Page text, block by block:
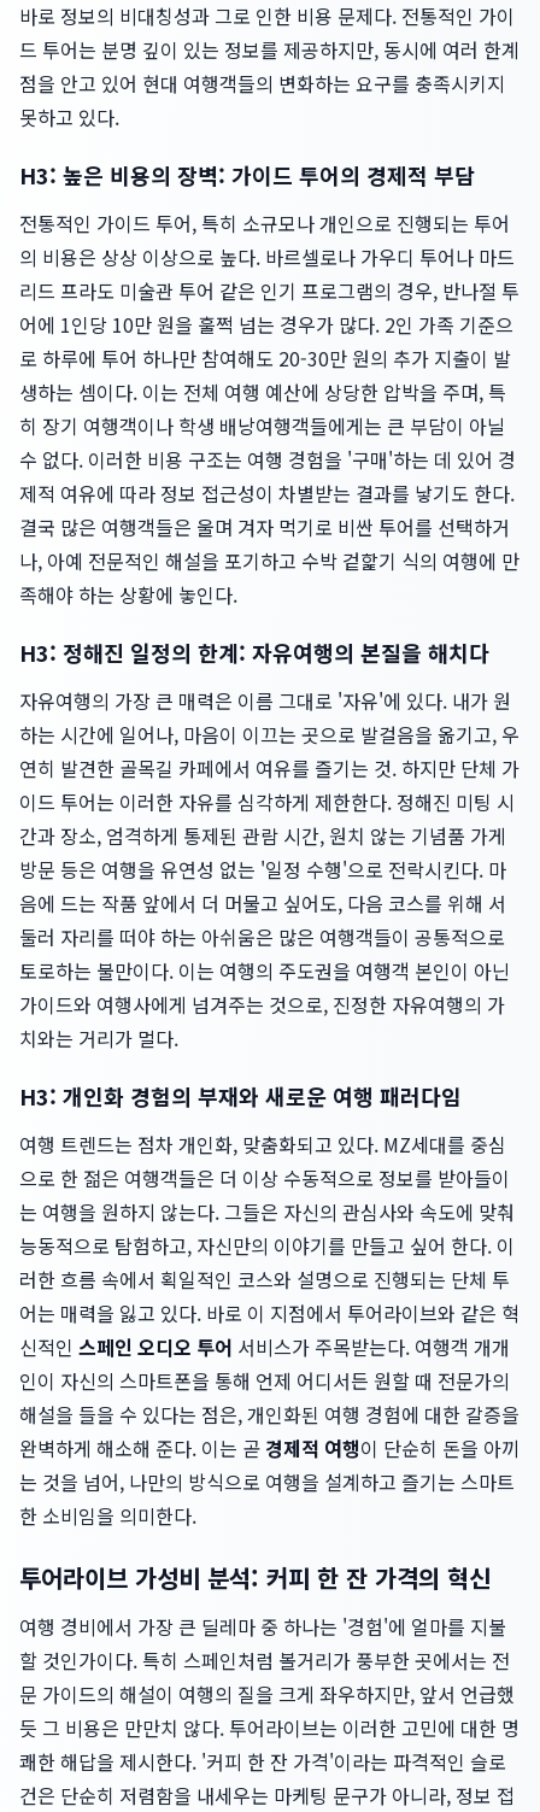
바로 정보의 비대칭성과 그로 인한 비용 문제다. 전통적인 가이
드 투어는 분명 깊이 있는 정보를 제공하지만, 동시에 여러 한계
점을 안고 있어 현대 여행객들의 변화하는 요구를 충족시키지
못하고 있다.
H3: 높은 비용의 장벽: 가이드 투어의 경제적 부담
전통적인 가이드 투어, 특히 소규모나 개인으로 진행되는 투어
의 비용은 상상 이상으로 높다. 바르셀로나 가우디 투어나 마드
리드 프라도 미술관 투어 같은 인기 프로그램의 경우, 반나절 투
어에 1인당 10만 원을 훌쩍 넘는 경우가 많다. 2인 가족 기준으
로 하루에 투어 하나만 참여해도 20-30만 원의 추가 지출이 발
생하는 셈이다. 이는 전체 여행 예산에 상당한 압박을 주며, 특
히 장기 여행객이나 학생 배낭여행객들에게는 큰 부담이 아닐
수 없다. 이러한 비용 구조는 여행 경험을 '구매'하는 데 있어 경
제적 여유에 따라 정보 접근성이 차별받는 결과를 낳기도 한다.
결국 많은 여행객들은 울며 겨자 먹기로 비싼 투어를 선택하거
나, 아예 전문적인 해설을 포기하고 수박 겉핥기 식의 여행에 만
족해야 하는 상황에 놓인다.
H3: 정해진 일정의 한계: 자유여행의 본질을 해치다
자유여행의 가장 큰 매력은 이름 그대로 '자유'에 있다. 내가 원
하는 시간에 일어나, 마음이 이끄는 곳으로 발걸음을 옮기고, 우
연히 발견한 골목길 카페에서 여유를 즐기는 것. 하지만 단체 가
이드 투어는 이러한 자유를 심각하게 제한한다. 정해진 미팅 시
간과 장소, 엄격하게 통제된 관람 시간, 원치 않는 기념품 가게
방문 등은 여행을 유연성 없는 '일정 수행'으로 전락시킨다. 마
음에 드는 작품 앞에서 더 머물고 싶어도, 다음 코스를 위해 서
둘러 자리를 떠야 하는 아쉬움은 많은 여행객들이 공통적으로
토로하는 불만이다. 이는 여행의 주도권을 여행객 본인이 아닌
가이드와 여행사에게 넘겨주는 것으로, 진정한 자유여행의 가
치와는 거리가 멀다.
H3: 개인화 경험의 부재와 새로운 여행 패러다임
여행 트렌드는 점차 개인화, 맞춤화되고 있다. MZ세대를 중심
으로 한 젊은 여행객들은 더 이상 수동적으로 정보를 받아들이
는 여행을 원하지 않는다. 그들은 자신의 관심사와 속도에 맞춰
능동적으로 탐험하고, 자신만의 이야기를 만들고 싶어 한다. 이
러한 흐름 속에서 획일적인 코스와 설명으로 진행되는 단체 투
어는 매력을 잃고 있다. 바로 이 지점에서 투어라이브와 같은 혁
신적인 스페인 오디오 투어 서비스가 주목받는다. 여행객 개개
인이 자신의 스마트폰을 통해 언제 어디서든 원할 때 전문가의
해설을 들을 수 있다는 점은, 개인화된 여행 경험에 대한 갈증을
완벽하게 해소해 준다. 이는 곧 경제적 여행이 단순히 돈을 아끼
는 것을 넘어, 나만의 방식으로 여행을 설계하고 즐기는 스마트
한 소비임을 의미한다.
투어라이브 가성비 분석: 커피 한 잔 가격의 혁신
여행 경비에서 가장 큰 딜레마 중 하나는 '경험'에 얼마를 지불
할 것인가이다. 특히 스페인처럼 볼거리가 풍부한 곳에서는 전
문 가이드의 해설이 여행의 질을 크게 좌우하지만, 앞서 언급했
듯 그 비용은 만만치 않다. 투어라이브는 이러한 고민에 대한 명
쾌한 해답을 제시한다. '커피 한 잔 가격'이라는 파격적인 슬로
건은 단순히 저렴함을 내세우는 마케팅 문구가 아니라, 정보 접